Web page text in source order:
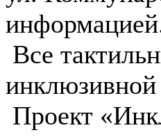
Все
инклюзивной
Проект